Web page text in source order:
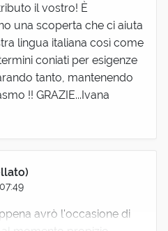
il vostro! È
una scoperta che ci aiuta
lingua italiana così come
coniati per esigenze
tanto, mantenendo
!! GRAZIE...Ivana
avrò l'occasione di